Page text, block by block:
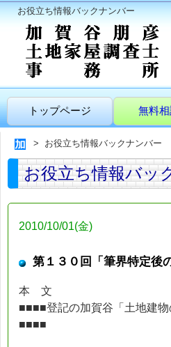
お役立ち情報バックナンバー
トップページ 無料
お役立ち情報バックナンバー
お役立ち情報バッ
2010/10/01(金)
第１３０回「筆界特定後
本 文
■■■■登記の加賀谷「土地建物
■■■■